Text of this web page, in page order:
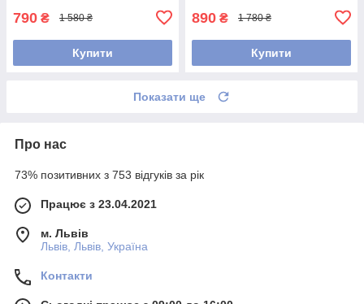
790 ₴ 1 580 ₴
Купити
890 ₴ 1 780 ₴
Купити
Показати ще
Про нас
73% позитивних з 753 відгуків за рік
Працює з 23.04.2021
м. Львів
Львів, Львів, Україна
Контакти